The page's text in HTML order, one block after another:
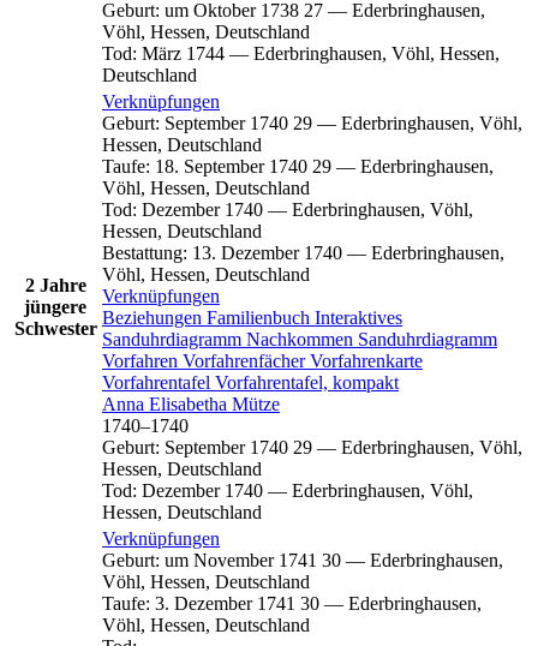
Geburt: um Oktober 1738 27 — Ederbringhausen,
Vöhl, Hessen, Deutschland
Tod: März 1744 — Ederbringhausen, Vöhl, Hessen,
Deutschland
2 Jahre
jüngere
Schwester
Verknüpfungen
Geburt: September 1740 29 — Ederbringhausen, Vöhl,
Hessen, Deutschland
Taufe: 18. September 1740 29 — Ederbringhausen,
Vöhl, Hessen, Deutschland
Tod: Dezember 1740 — Ederbringhausen, Vöhl,
Hessen, Deutschland
Bestattung: 13. Dezember 1740 — Ederbringhausen,
Vöhl, Hessen, Deutschland
Verknüpfungen
Beziehungen Familienbuch Interaktives
Sanduhrdiagramm Nachkommen Sanduhrdiagramm
Vorfahren VorfahrenfächerVorfahrenkarte
Vorfahrentafel Vorfahrentafel, kompakt
Anna Elisabetha Mütze
1740–1740
Geburt: September 1740 29 — Ederbringhausen, Vöhl,
Hessen, Deutschland
Tod: Dezember 1740 — Ederbringhausen, Vöhl,
Hessen, Deutschland
Verknüpfungen
Geburt: um November 1741 30 — Ederbringhausen,
Vöhl, Hessen, Deutschland
Taufe: 3. Dezember 1741 30 — Ederbringhausen,
Vöhl, Hessen, Deutschland